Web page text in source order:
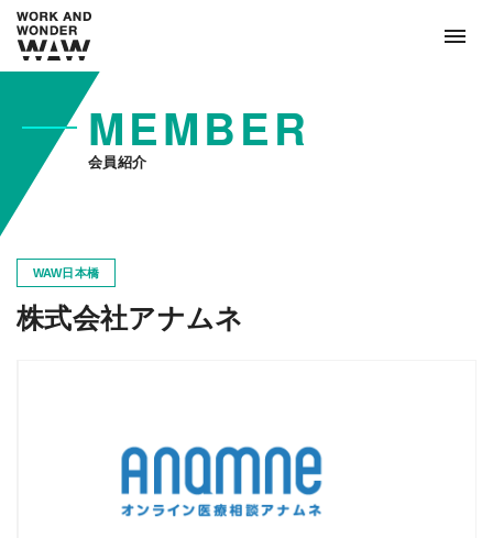
MEMBER
会員紹介
WAW日本橋
株式会社アナムネ